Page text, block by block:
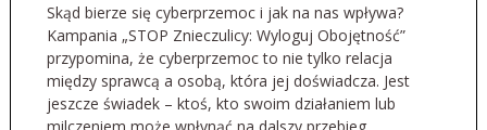
Skąd bierze się cyberprzemoc i jak na nas wpływa?
Kampania „STOP Znieczulicy: Wyloguj Obojętność”
przypomina, że cyberprzemoc to nie tylko relacja
między sprawcą a osobą, która jej doświadcza. Jest
jeszcze świadek – ktoś, kto swoim działaniem lub